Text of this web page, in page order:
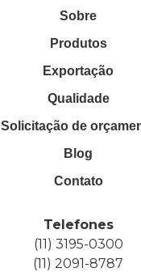
Sobre
Produtos
Exportação
Qualidade
Solicitação de
Blog
Contato
Telefones
(11) 3195-0300
(11) 2091-8787